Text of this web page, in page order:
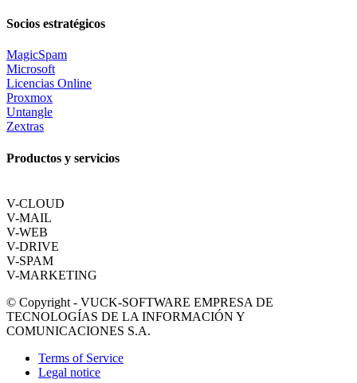
Socios estratégicos
MagicSpam
Microsoft
Licencias Online
Proxmox
Untangle
Zextras
Productos y servicios
V-CLOUD
V-MAIL
V-WEB
V-DRIVE
V-SPAM
V-MARKETING
© Copyright - VUCK-SOFTWARE EMPRESA DE
TECNOLOGÍAS DE LA INFORMACIÓN Y
COMUNICACIONES S.A.
Terms of Service
Legal notice